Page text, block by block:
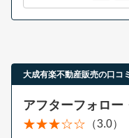
大成有楽不動産販売の口コ
アフターフォロー
（3.0）